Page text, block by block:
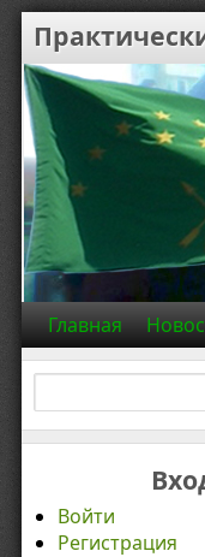
Главная
Войти
Регистрация